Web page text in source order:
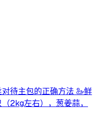
待主包的正确方法 🦢鲜
2kg左右），葱姜蒜，